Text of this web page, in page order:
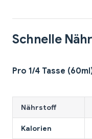
Schnelle
Pro 1/4 Tasse
Nährstoff
Kalorien